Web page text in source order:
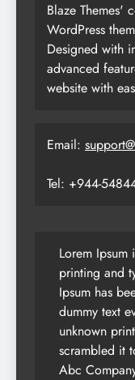
Blaze Themes'
WordPress
Designed with
advanced
website with
Email:
Tel: +944-
Lorem Ipsum
printing and
Ipsum has
dummy text
unknown
scrambled it
Abc